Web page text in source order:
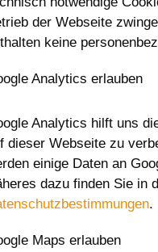
der Webseite
keine
Analytics erlauben
Analytics hilft uns
dieser Webseite zu
einige Daten an
dazu finden Sie in
.
Maps erlauben